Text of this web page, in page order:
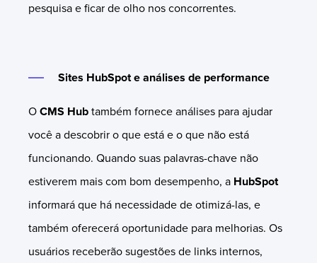
pesquisa e ficar de olho nos concorrentes.
Sites HubSpot e análises de performance
O CMS Hub também fornece análises para ajudar
você a descobrir o que está e o que não está
funcionando. Quando suas palavras-chave não
estiverem mais com bom desempenho, a HubSpot
informará que há necessidade de otimizá-las, e
também oferecerá oportunidade para melhorias. Os
usuários receberão sugestões de links internos,